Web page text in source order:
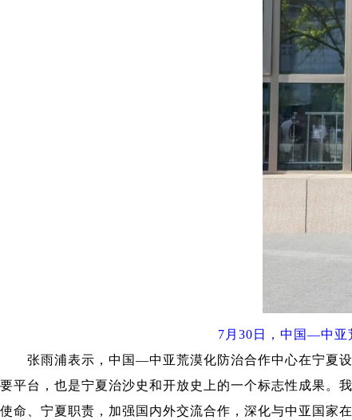
7月30日，中国—中亚荒
张雨浦表示，中国—中亚荒漠化防治合作中心在宁夏设
要平台，也是宁夏治沙史和开放史上的一个标志性成果。
使命、宁夏职责，加强国内外交流合作，深化与中亚国家